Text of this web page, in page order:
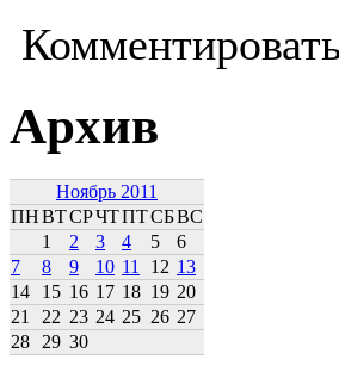
Архив
Ноябрь 2011
ПНВТСРЧТПТСБВС
1
2 3 4 5
6
7
8 9 10 11 12 13
14
15 16 17 18 19 20
21
22 23 24 25 26 27
28
29 30